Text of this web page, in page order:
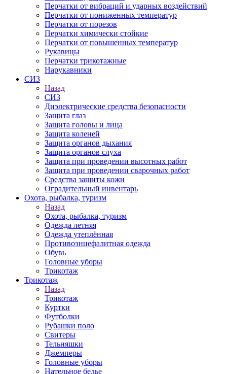
Перчатки от вибраций и ударных воздействий
Перчатки от пониженных температур
Перчатки от порезов
Перчатки химически стойкие
Перчатки от повышенных температур
Рукавицы
Перчатки трикотажные
Нарукавники
СИЗ
Назад
СИЗ
Диэлектрические средства безопасности
Защита глаз
Защита головы и лица
Защита коленей
Защита органов дыхания
Защита органов слуха
Защита при проведении высотных работ
Защита при проведении сварочных работ
Средства защиты кожи
Оградительный инвентарь
Охота, рыбалка, туризм
Назад
Охота, рыбалка, туризм
Одежда летняя
Одежда утеплённая
Противоэнцефалитная одежда
Обувь
Головные уборы
Трикотаж
Трикотаж
Назад
Трикотаж
Куртки
Футболки
Рубашки поло
Свитеры
Тельняшки
Джемперы
Головные уборы
Нательное белье